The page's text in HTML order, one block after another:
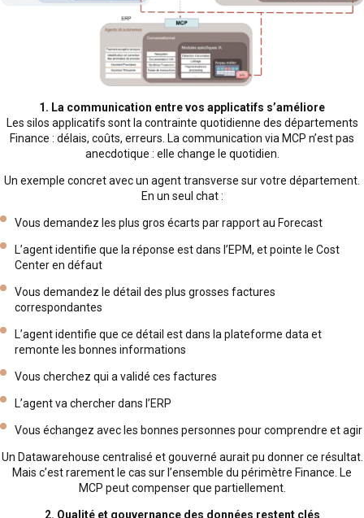
1. La communication entre vos applicatifs s’améliore
Les silos applicatifs sont la contrainte quotidienne des départements
Finance : délais, coûts, erreurs. La communication via MCP n’est pas
anecdotique : elle change le quotidien.
Un exemple concret avec un agent transverse sur votre département.
En un seul chat :
Vous demandez les plus gros écarts par rapport au Forecast
L’agent identifie que la réponse est dans l’EPM, et pointe le Cost
Center en défaut
Vous demandez le détail des plus grosses factures
correspondantes
L’agent identifie que ce détail est dans la plateforme data et
remonte les bonnes informations
Vous cherchez qui a validé ces factures
L’agent va chercher dans l’ERP
Vous échangez avec les bonnes personnes pour comprendre et agir
Un Datawarehouse centralisé et gouverné aurait pu donner ce résultat.
Mais c’est rarement le cas sur l’ensemble du périmètre Finance. Le
MCP peut compenser que partiellement.
2. Qualité et gouvernance des données restent clés